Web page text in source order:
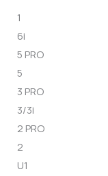
1
6i
5 PRO
5
3 PRO
3/3i
2 PRO
2
U1